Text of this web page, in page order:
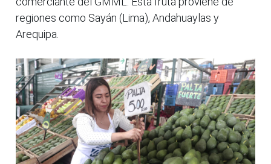
regiones como Sayán (Lima), Andahuaylas y
Arequipa.